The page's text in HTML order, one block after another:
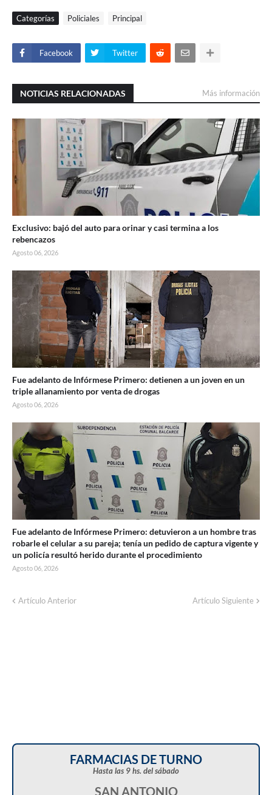
Categorías Policiales Principal
Facebook Twitter
NOTICIAS RELACIONADAS Más información
Exclusivo: bajó del auto para orinar y casi termina a los
rebencazos
Agosto 06, 2026
Fue adelanto de Infórmese Primero: detienen a un joven en un
triple allanamiento por venta de drogas
Agosto 06, 2026
Fue adelanto de Infórmese Primero: detuvieron a un hombre tras
robarle el celular a su pareja; tenía un pedido de captura vigente y
un policía resultó herido durante el procedimiento
Agosto 06, 2026
Artículo Anterior Artículo Siguiente
FARMACIAS DE TURNO
Hasta las 9 hs. del sábado
SAN ANTONIO